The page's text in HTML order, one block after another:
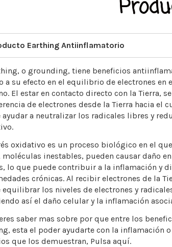
Earthing Antiinflamatorio
o grounding, tiene beneficios
a su efecto en el equilibrio de electrones en
El estar en contacto directo con la Tierra,
de electrones desde la Tierra hacia el
ayudar a neutralizar los radicales libres y
oxidativo es un proceso biológico en el
inestables, pueden causar daño
lo que puede contribuir a la inflamación y
crónicas. Al recibir electrones de la
equilibrar los niveles de electrones y
así el daño celular y la inflamación
saber mas sobre por que entre los
esta el poder ayudarte con la inflamación
que los demuestran, Pulsa aquí.